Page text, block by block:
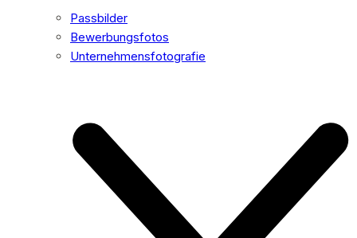
Passbilder
Bewerbungsfotos
Unternehmensfotografie